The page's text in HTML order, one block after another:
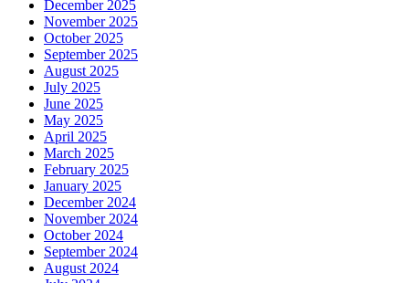
December 2025
November 2025
October 2025
September 2025
August 2025
July 2025
June 2025
May 2025
April 2025
March 2025
February 2025
January 2025
December 2024
November 2024
October 2024
September 2024
August 2024